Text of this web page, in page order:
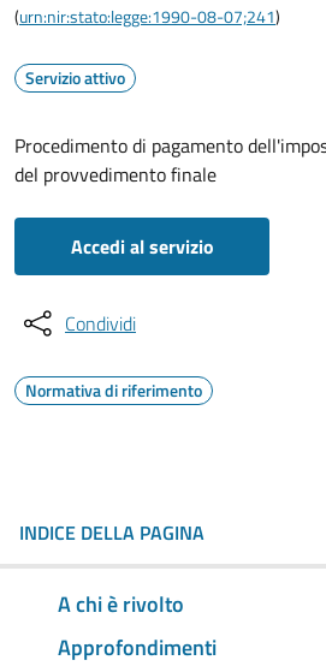
(urn:nir:stato:legge:1990-08-07;241)
Servizio attivo
Procedimento di pagamento
del provvedimento finale
Accedi al servizio
Condividi
Normativa di riferimento
INDICE DELLA PAGINA
A chi è rivolto
Approfondimenti